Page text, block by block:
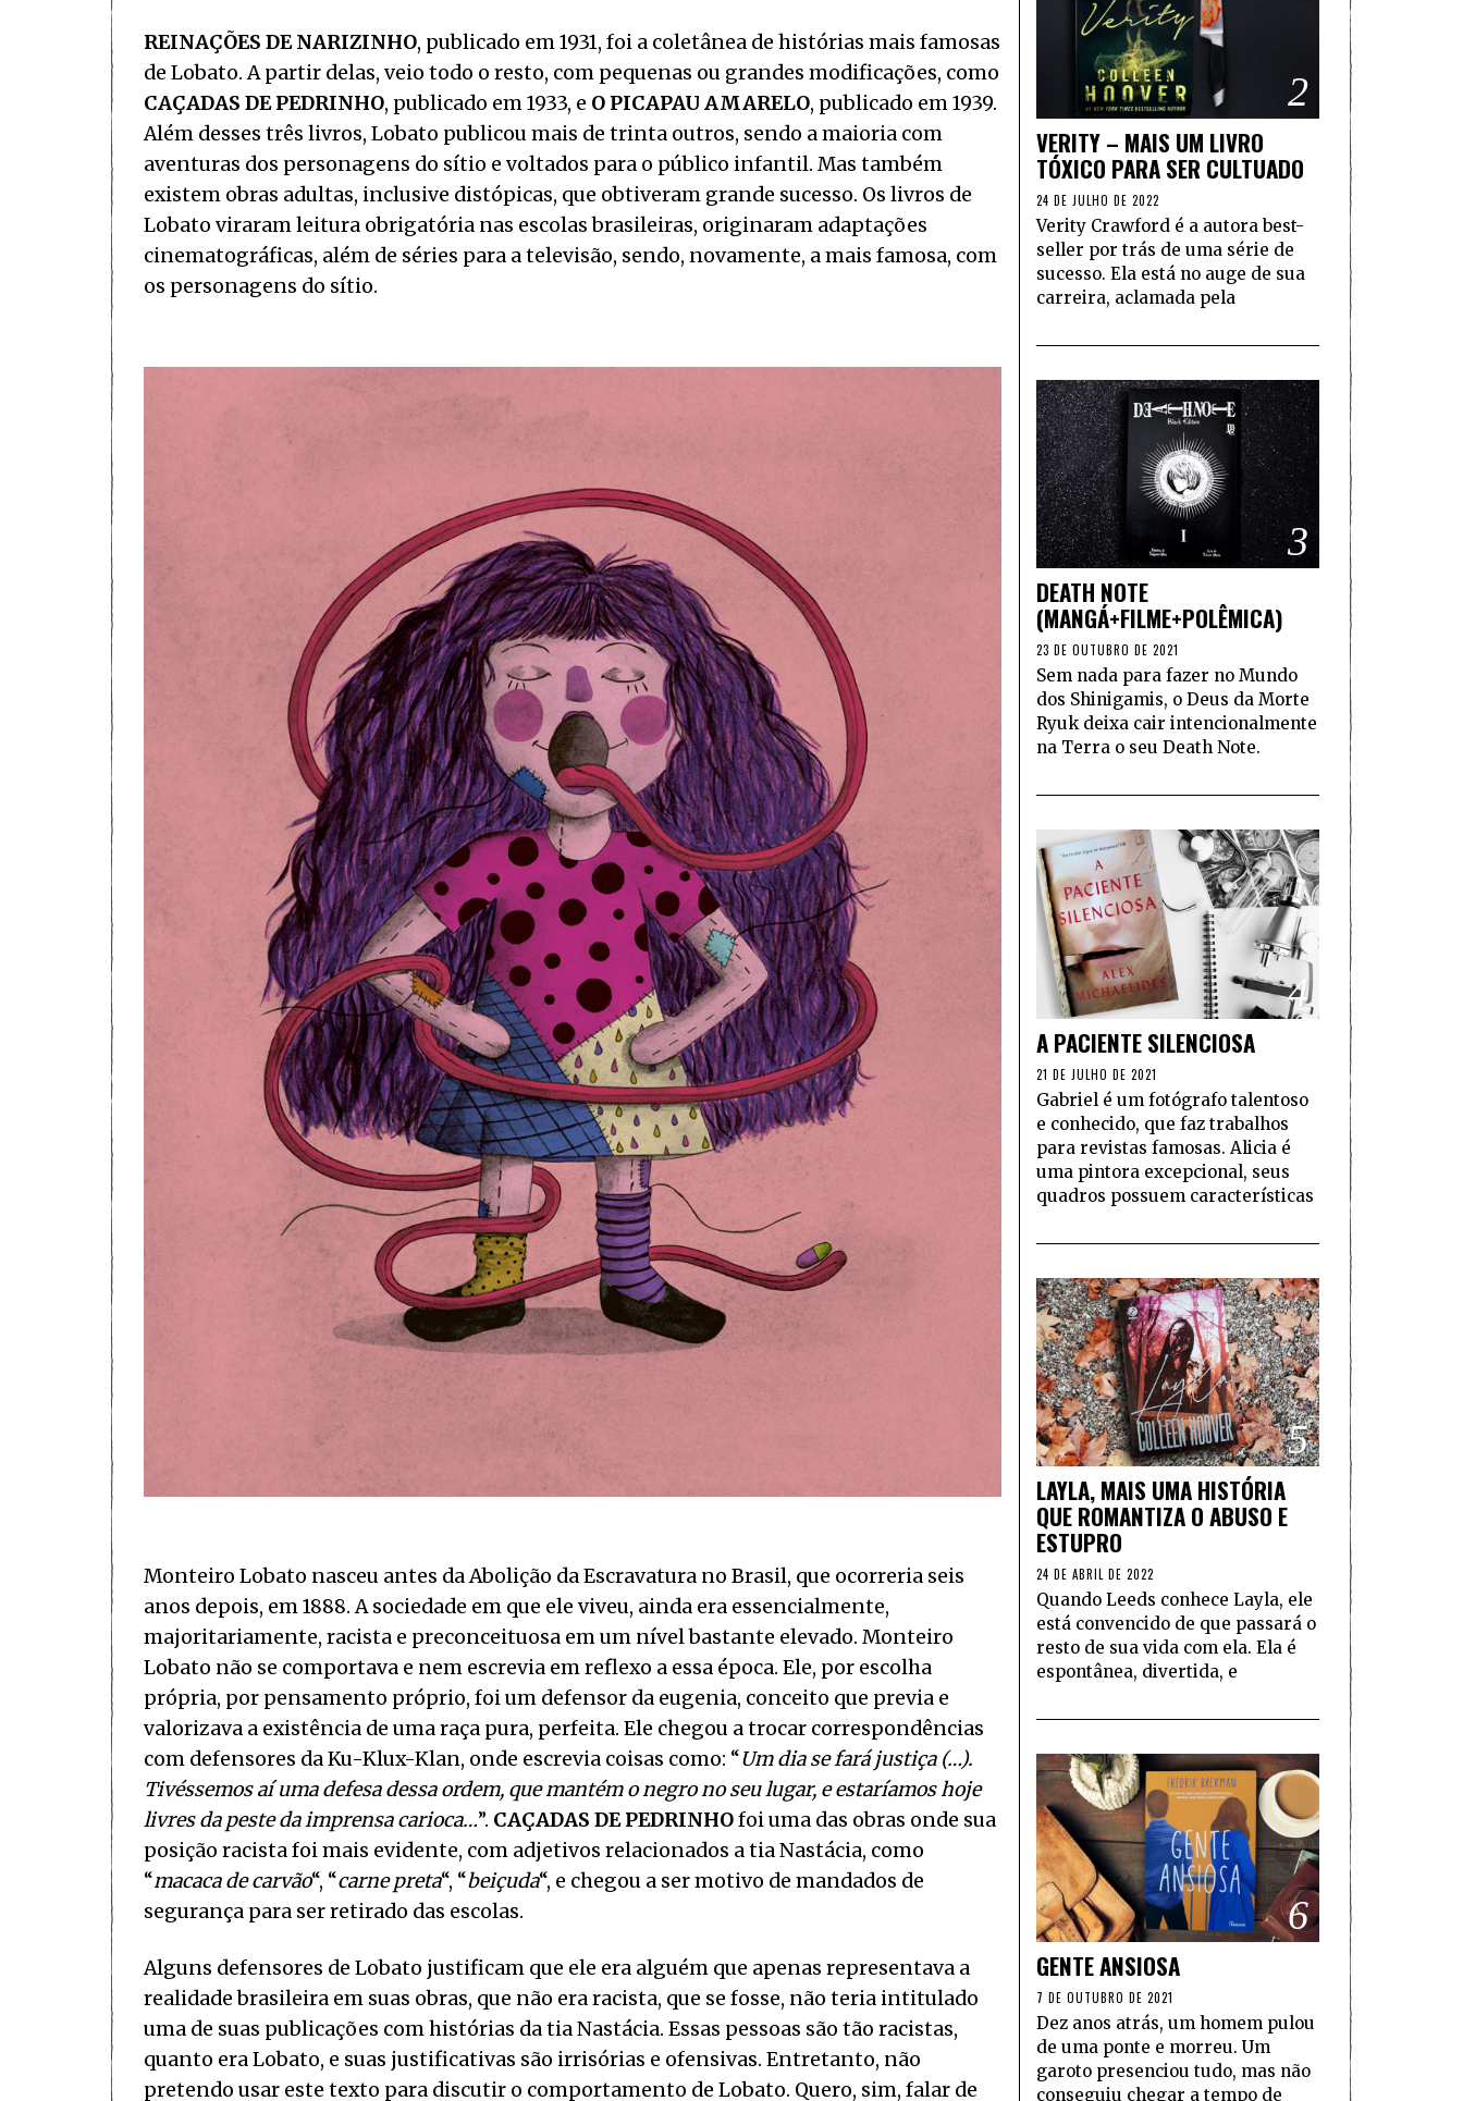
REINAÇÕES DE NARIZINHO, publicado em 1931, foi a coletânea de histórias mais famosas
de Lobato. A partir delas, veio todo o resto, com pequenas ou grandes modificações, como
CAÇADAS DE PEDRINHO, publicado em 1933, e O PICAPAU AMARELO, publicado em 1939.
Além desses três livros, Lobato publicou mais de trinta outros, sendo a maioria com
aventuras dos personagens do sítio e voltados para o público infantil. Mas também
existem obras adultas, inclusive distópicas, que obtiveram grande sucesso. Os livros de
Lobato viraram leitura obrigatória nas escolas brasileiras, originaram adaptações
cinematográficas, além de séries para a televisão, sendo, novamente, a mais famosa, com
os personagens do sítio.
Monteiro Lobato nasceu antes da Abolição da Escravatura no Brasil, que ocorreria seis
anos depois, em 1888. A sociedade em que ele viveu, ainda era essencialmente,
majoritariamente, racista e preconceituosa em um nível bastante elevado. Monteiro
Lobato não se comportava e nem escrevia em reflexo a essa época. Ele, por escolha
própria, por pensamento próprio, foi um defensor da eugenia, conceito que previa e
valorizava a existência de uma raça pura, perfeita. Ele chegou a trocar correspondências
com defensores da Ku-Klux-Klan, onde escrevia coisas como: “Um dia se fará justiça (…).
Tivéssemos aí uma defesa dessa ordem, que mantém o negro no seu lugar, e estaríamos hoje
livres da peste da imprensa carioca…”. CAÇADAS DE PEDRINHOfoi uma das obras onde sua
posição racista foi mais evidente, com adjetivos relacionados a tia Nastácia, como
“macaca de carvão“, “carne preta“, “beiçuda“, e chegou a ser motivo de mandados de
segurança para ser retirado das escolas.
Alguns defensores de Lobato justificam que ele era alguém que apenas representava a
realidade brasileira em suas obras, que não era racista, que se fosse, não teria intitulado
uma de suas publicações com histórias da tia Nastácia. Essas pessoas são tão racistas,
quanto era Lobato, e suas justificativas são irrisórias e ofensivas. Entretanto, não
pretendo usar este texto para discutir o comportamento de Lobato. Quero, sim, falar de
2
VERITY – MAIS UM LIVRO
TÓXICO PARA SER CULTUADO
24 DE JULHO DE 2022
Verity Crawford é a autora best-
seller por trás de uma série de
sucesso. Ela está no auge de sua
carreira, aclamada pela
3
DEATH NOTE
(MANGÁ+FILME+POLÊMICA)
23 DE OUTUBRO DE 2021
Sem nada para fazer no Mundo
dos Shinigamis, o Deus da Morte
Ryuk deixa cair intencionalmente
na Terra o seu Death Note.
4
A PACIENTE SILENCIOSA
21 DE JULHO DE 2021
Gabriel é um fotógrafo talentoso
e conhecido, que faz trabalhos
para revistas famosas. Alicia é
uma pintora excepcional, seus
quadros possuem características
5
LAYLA, MAIS UMA HISTÓRIA
QUE ROMANTIZA O ABUSO E
ESTUPRO
24 DE ABRIL DE 2022
Quando Leeds conhece Layla, ele
está convencido de que passará o
resto de sua vida com ela. Ela é
espontânea, divertida, e
6
GENTE ANSIOSA
7 DE OUTUBRO DE 2021
Dez anos atrás, um homem pulou
de uma ponte e morreu. Um
garoto presenciou tudo, mas não
conseguiu chegar a tempo de